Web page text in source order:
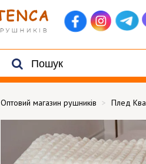
Оптовий магазин рушників Плед